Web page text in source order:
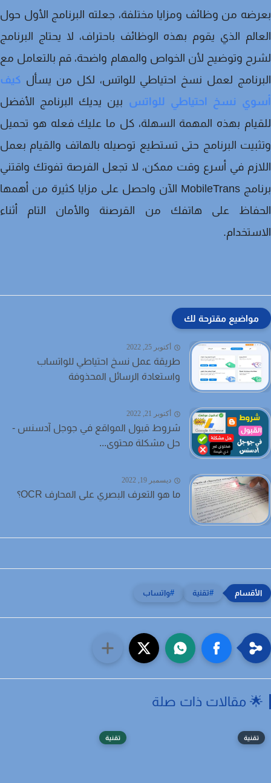
من وظائف ومزايا مختلفة، جعلته البرنامج الأول حول
الذي يقوم بهذه الوظائف باحتراف، لا يحتاج البرنامج
وتوضيح لأن الخواص والمهام واضحة، قم بالتعامل مع
لعمل نسخ احتياطي للواتس، لكل من يسأل كيف
نسخ احتياطي للواتسبين يديك البرنامج الأفضل
بهذه المهمة السهلة، كل ما عليك فعله هو تحميل
البرنامج حتى تستطيع توصيله بالهاتف والقيام بعمل
في أسرع وقت ممكن، لا تجعل الفرصة تفوتك واقتني
برنامج MobileTrans الآن واحصل على مزايا كثيرة من أهمها
على هاتفك من القرصنة والأمان التام أثناء
مواضيع مقترحة لك
أكتوبر 25, 2022
طريقة عمل نسخ احتياطي للواتساب
واستعادة الرسائل المحذوفة
أكتوبر 21, 2022
شروط قبول المواقع في جوجل آدسنس -
حل مشكلة محتوى...
ديسمبر 19, 2022
ما هو التعرف البصري على المحارف OCR؟
تقنية واتساب
مقالات ذات صلة
تقنية تقنية